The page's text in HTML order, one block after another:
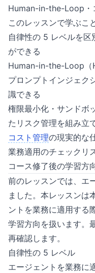
Human-in-the-Loop・
このレッスンで学ぶこ
自律性の 5 レベルを区
ができる
Human-in-the-Loop（
プロンプトインジェク
識できる
権限最小化・サンドボ
たリスク管理を組み立
コスト管理の現実的な
業務適用のチェックリ
コース修了後の学習方
前のレッスンでは、エ
ました。本レッスンは
ントを業務に適用する
学習方向を扱います。
再確認します。
自律性の 5 レベル
エージェントを業務に